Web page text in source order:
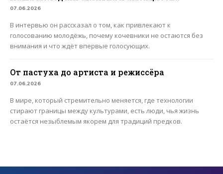
07.06.2026
В интервью он рассказал о том, как привлекают к
голосованию молодёжь, почему кочевники не остаются без
внимания и что ждёт впервые голосующих.
От пастуха до артиста и режиссёра
07.06.2026
В мире, который стремительно меняется, где технологии
стирают границы между культурами, есть люди, чья жизнь
остаётся незыблемым якорем для традиций предков.